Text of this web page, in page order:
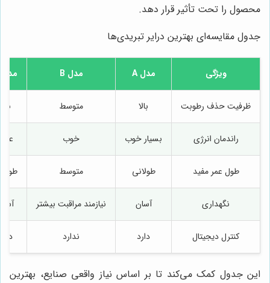
محصول را تحت تأثیر قرار دهد.
جدول مقایسه‌ای بهترین درایر تبریدی‌ها
ویژگی مدل A مدل B مدل C
ظرفیت حذف رطوبت بالا متوسط بالا
راندمان انرژی بسیار خوب خوب
طول عمر مفید طولانی متوسط
نگهداری آسان نیازمند مراقبت بیشتر
کنترل دیجیتال دارد ندارد
این جدول کمک می‌کند تا بر اساس نیاز واقعی صنایع، بهترین